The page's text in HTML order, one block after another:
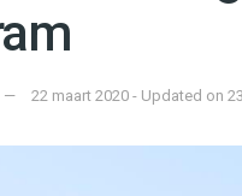
22 maart 2020 - Updated on